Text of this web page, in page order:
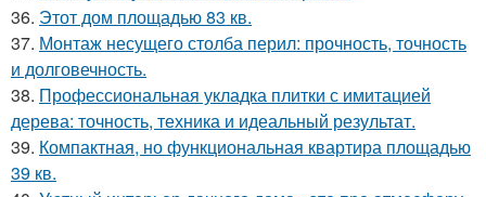
36. Этот дом площадью 83 кв.
37. Монтаж несущего столба перил: прочность, точность
и долговечность.
38. Профессиональная укладка плитки с имитацией
дерева: точность, техника и идеальный результат.
39. Компактная, но функциональная квартира площадью
39 кв.